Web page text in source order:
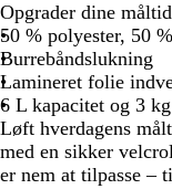
Opgrader dine
50 % polyester, 50
Burrebåndslukning
Lamineret folie
6 L kapacitet og 3
Løft hverdagens
med en sikker
er nem at tilpasse –